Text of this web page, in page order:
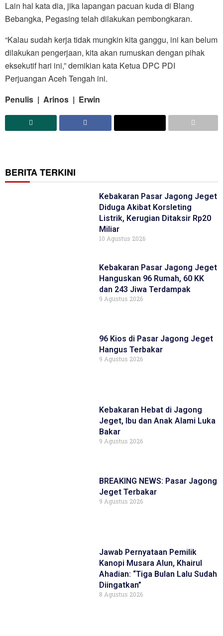
Lain hal kata dia, jika lapangan pacuan kuda di Blang
Bebangka, Pegasing telah dilakukan pembongkaran.
“Kalau sudah kerja tidak mungkin kita ganggu, ini kan belum
dilakukan pengerjaan, kita akan rumuskan dengan pihak
eksekutif hari ini,” demikian kata Ketua DPC PDI
Perjuangan Aceh Tengah ini.
Penulis | Arinos | Erwin
BERITA TERKINI
Kebakaran Pasar Jagong Jeget
Diduga Akibat Korsleting
Listrik, Kerugian Ditaksir Rp20
Miliar
10 Agustus 2026
Kebakaran Pasar Jagong Jeget
Hanguskan 96 Rumah, 60 KK
dan 243 Jiwa Terdampak
9 Agustus 2026
96 Kios di Pasar Jagong Jeget
Hangus Terbakar
9 Agustus 2026
Kebakaran Hebat di Jagong
Jeget, Ibu dan Anak Alami Luka
Bakar
9 Agustus 2026
BREAKING NEWS: Pasar Jagong
Jeget Terbakar
9 Agustus 2026
Jawab Pernyataan Pemilik
Kanopi Musara Alun, Khairul
Ahadian: “Tiga Bulan Lalu Sudah
Diingatkan”
8 Agustus 2026